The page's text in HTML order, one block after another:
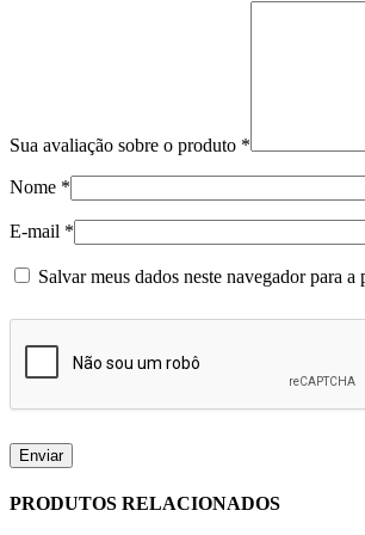
Sua avaliação sobre o produto *
Nome *
E-mail *
Salvar meus dados neste navegador para
PRODUTOS RELACIONADOS